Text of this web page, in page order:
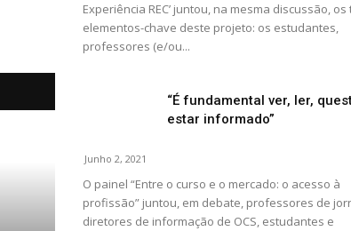
Experiência REC’ juntou, na mesma discussão, os
elementos-chave deste projeto: os estudantes,
professores (e/ou...
“É fundamental ver, ler,
estar informado”
Junho 2, 2021
O painel “Entre o curso e o mercado: o acesso à
profissão” juntou, em debate, professores de
diretores de informação de OCS, estudantes e